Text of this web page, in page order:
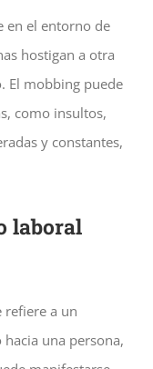
en el entorno de
hostigan a otra
El mobbing puede
como insultos,
y constantes,
laboral
refiere a un
una persona,